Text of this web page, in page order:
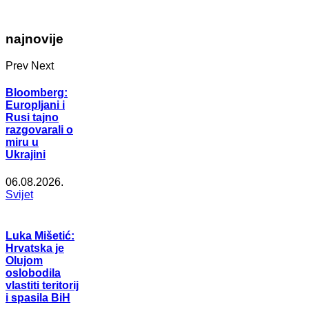
najnovije
Prev Next
Bloomberg:
Europljani i
Rusi tajno
razgovarali o
miru u
Ukrajini
06.08.2026.
Svijet
Luka Mišetić:
Hrvatska je
Olujom
oslobodila
vlastiti teritorij
i spasila BiH